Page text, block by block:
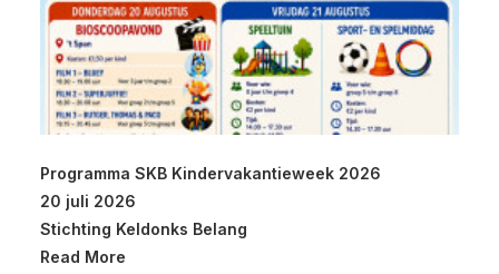
Programma SKB Kindervakantieweek 2026
20 juli 2026
Stichting Keldonks Belang
Read More